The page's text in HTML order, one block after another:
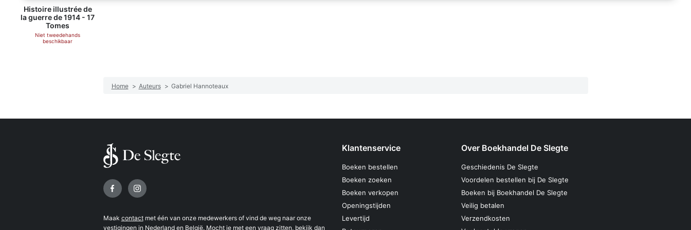
Histoire illustrée de
la guerre de 1914 - 17
Tomes
Niet tweedehands
beschikbaar
Home > Auteurs > Gabriel Hannoteaux
Volg ons op
Maak contactmet één van onze medewerkers of vind de weg naar onze
vestigingen in Nederland en België. Mocht je met een vraag zitten, bekijk dan
Klantenservice
Boeken bestellen
Boeken zoeken
Boeken verkopen
Openingstijden
Levertijd
Over Boekhandel De Slegte
Geschiedenis De Slegte
Voordelen bestellen bij De Slegte
Boeken bij Boekhandel De Slegte
Veilig betalen
Verzendkosten